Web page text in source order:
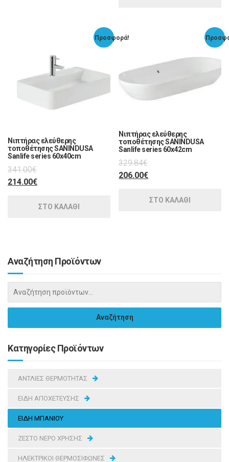
Προσφορά!
Νιπτήρας ελεύθερης
τοποθέτησης SANINDUSA
Sanlife series 60x40cm
341.00€
214.00€
ΣΤΟ ΚΑΛΑΘΙ
Νιπτήρας ελεύθερης
τοποθέτησης SANINDUSA
Sanlife series 60x42cm
329.84€
206.00€
ΣΤΟ ΚΑΛΑΘΙ
Αναζήτηση Προϊόντων
Κατηγορίες Προϊόντων
ΑΝΤΛΙΕΣ ΘΕΡΜΟΤΗΤΑΣ
ΕΙΔΗ ΑΠΟΧΕΤΕΥΣΗΣ
ΕΙΔΗ ΜΠΑΝΙΟΥ
ΖΕΣΤΟ ΝΕΡΟ ΧΡΗΣΗΣ
ΗΛΕΚΤΡΙΚΟΙ ΘΕΡΜΟΣΙΦΩΝΕΣ